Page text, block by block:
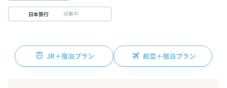
日本旅行 収集中
JR＋宿泊プラン 航空＋宿泊プラン